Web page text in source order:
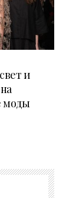
и
моды